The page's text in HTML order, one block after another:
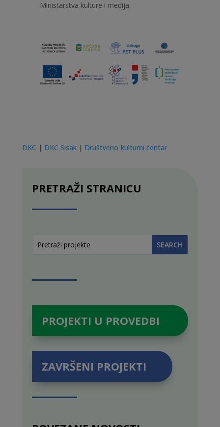
Ministarstva kulture i medija.
DKC | DKC Sisak| Društveno-kulturni centar
PRETRAŽI STRANICU
PROJEKTI U PROVEDBI
ZAVRŠENI PROJEKTI